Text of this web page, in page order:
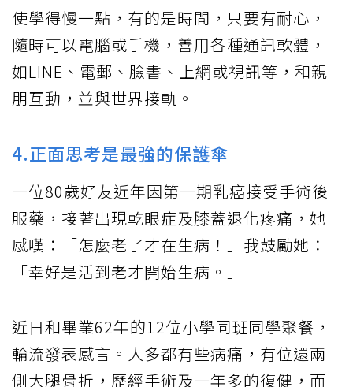
使學得慢一點，有的是時間，只要有耐心，
隨時可以電腦或手機，善用各種通訊軟體，
如LINE、電郵、臉書、上網或視訊等，和親
朋互動，並與世界接軌。
4.正面思考是最強的保護傘
一位80歲好友近年因第一期乳癌接受手術後
服藥，接著出現乾眼症及膝蓋退化疼痛，她
感嘆：「怎麼老了才在生病！」我鼓勵她：
「幸好是活到老才開始生病。」
近日和畢業62年的12位小學同班同學聚餐，
輪流發表感言。大多都有些病痛，有位還兩
側大腿骨折，歷經手術及一年多的復健，而